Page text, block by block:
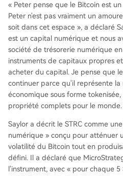
« Peter pense que le Bitcoin est un
Peter n'est pas vraiment un
soit dans cet espace », a déclaré
est un capital numérique et nous
société de trésorerie numérique
instruments de capitaux propres
acheter du capital. Je pense que
continuer parce qu'il représente la
économique sous forme
propriété complets pour le monde.
Saylor a décrit le STRC comme
numérique » conçu pour atténuer
volatilité du Bitcoin tout en
défini. Il a déclaré que
l'instrument, avec « pour chaque 5